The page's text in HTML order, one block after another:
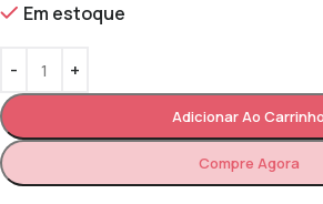
Em estoque
Adicionar Ao Carrinho
Compre Agora